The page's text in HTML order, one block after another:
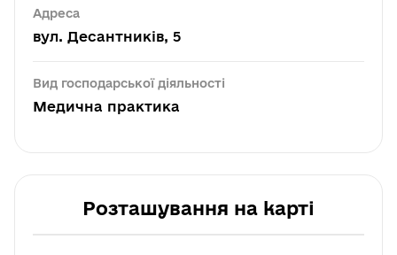
Адреса
вул. Десантників, 5
Вид господарської діяльності
Медична практика
Розташування на карті